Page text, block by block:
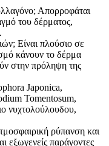
Απορροφάται
του δέρματος,
Είναι πλούσιο σε
κάνουν το δέρμα
στην πρόληψη της
Japonica,
Tomentosum,
νυχτολούλουδου,
ρύπανση και
εξωγενείς παράγοντες